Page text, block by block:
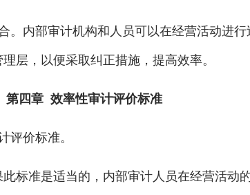
部审计机构和人员可以在经营活动进行
层，以便采取纠正措施，提高效率。
第四章 效率性审计评价标准
价标准。
准是适当的，内部审计人员在经营活动